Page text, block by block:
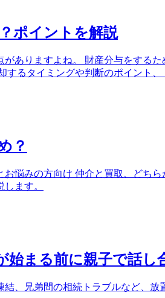
ポイントを解説
ありますよね。 財産分与をする
るタイミングや判断のポイント、
？
悩みの方向け 仲介と買取、どち
ます。
まる前に親子で話し
、兄弟間の相続トラブルなど、